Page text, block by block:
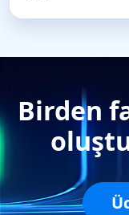
Birden